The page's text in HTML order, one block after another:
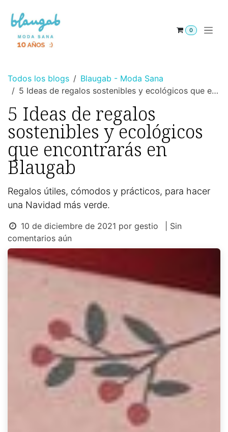
0
Todos los blogs
Blaugab - Moda Sana
5 Ideas de regalos sostenibles y ecológicos que encontrarás en Blaugab
5 Ideas de regalos
sostenibles y ecológicos
que encontrarás en
Blaugab
Regalos útiles, cómodos y prácticos, para hacer
una Navidad más verde.
10 de diciembre de 2021 por gestio
| Sin
comentarios aún